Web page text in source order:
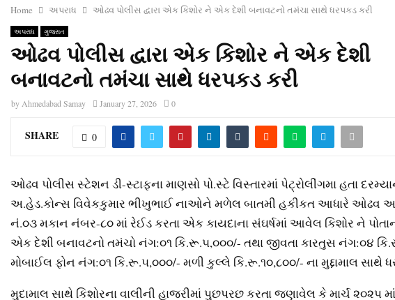
Home અપરાધ ઓઢવ પોલીસ દ્વારા એક કિશોર ને એક દેશી બનાવટનો તમંચા સાથે ધરપકડ કરી
અપરાધ ગુજરાત
ઓઢવ પોલીસ દ્વારા એક કિશોર ને એક દેશી
બનાવટનો તમંચા સાથે ધરપકડ કરી
by Ahmedabad Samay January 27, 2026 0
SHARE 0
ઓઢવ પોલીસ સ્ટેશન ડી-સ્ટાફના માણસો પો.સ્ટે વિસ્તારમાં પેટ્રોલીંગમા હતા
અ.હેડ.કોન્સ વિવેકકુમાર ભીખુભાઈ નાઓને મળેલ બાતમી હકીકત આધારે ઓઢવ
નં.૦૩ મકાન નંબર-૮૦ માં રેઈડ કરતા એક કાયદાના સંઘર્ષમાં આવેલ કિશોર ને
એક દેશી બનાવટનો તમંચો નંગ:૦૧ કિ.રૂ.૫,૦૦૦/- તથા જીવતા કારતુસ નંગ:૦૪
મોબાઈલ ફોન નંગ:૦૧ કિ.રૂ.૫,૦૦૦/- મળી કુલ્લે કિ.રૂ.૧૦,૮૦૦/- ના મુદ્દામાલ સાથે
મુદામાલ સાથે કિશોરના વાલીની હાજરીમાં પુછપરછ કરતા જણાવેલ કે માર્ચ ૨૦૨પ માં